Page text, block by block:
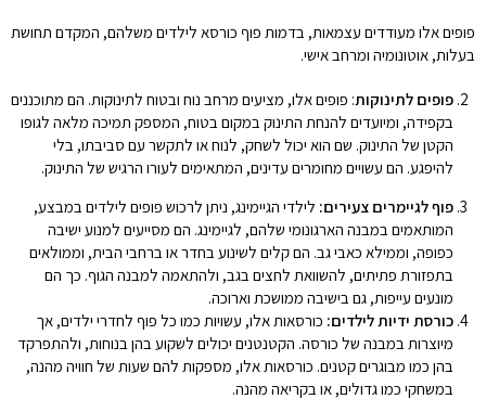
פופים אלו מעודדים עצמאות, בדמות פוף כורסא לילדים משלהם, המקדם תחושת
בעלות, אוטונומיה ומרחב אישי.
פופים לתינוקות: פופים אלו, מציעים מרחב נוח ובטוח לתינוקות. הם מתוכננים
בקפידה, ומיועדים להנחת התינוק במקום בטוח, המספק תמיכה מלאה לגופו
הקטן של התינוק. שם הוא יכול לשחק, לנוח או לתקשר עם סביבתו, בלי
להיפגע. הם עשויים מחומרים עדינים, המתאימים לעורו הרגיש של התינוק.
פוף לגיימרים צעירים: לילדי הגיימינג, ניתן לרכוש פופים לילדים במבצע,
המותאמים במבנה הארגונומי שלהם, לגיימינג. הם מסייעים למנוע ישיבה
כפופה, וממילא כאבי גב. הם קלים לשינוע בחדר או ברחבי הבית, וממולאים
בתפזורת פתיתים, להשוואת לחצים בגב, ולהתאמה למבנה הגוף. כך הם
מונעים עייפות, גם בישיבה ממושכת וארוכה.
כורסת ידיות לילדים: כורסאות אלו, עשויות כמו כל פוף לחדרי ילדים, אך
מיוצרות במבנה של כורסה. הקטנטנים יכולים לשקוע בהן בנוחות, ולהתפרקד
בהן כמו מבוגרים קטנים. כורסאות אלו, מספקות להם שעות של חוויה מהנה,
במשחקי כמו גדולים, או בקריאה מהנה.